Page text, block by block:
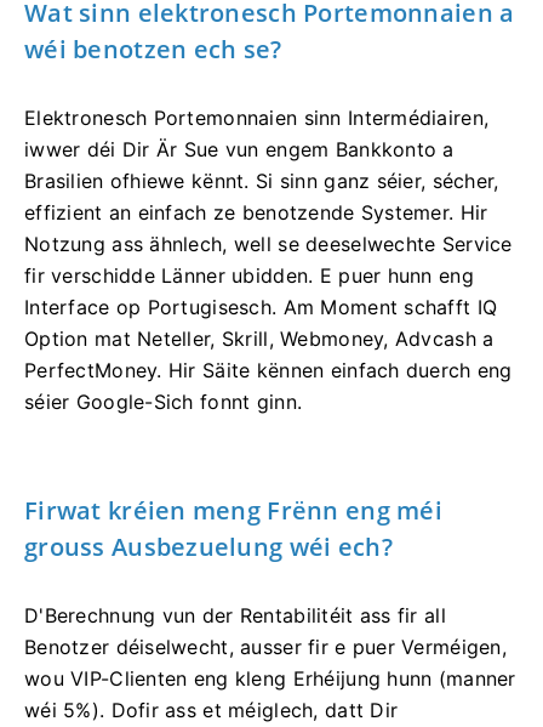
Wat sinn elektronesch Portemonnaien a
wéi benotzen ech se?
Elektronesch Portemonnaien sinn Intermédiairen,
iwwer déi Dir Är Sue vun engem Bankkonto a
Brasilien ofhiewe kënnt. Si sinn ganz séier, sécher,
effizient an einfach ze benotzende Systemer. Hir
Notzung ass ähnlech, well se deeselwechte Service
fir verschidde Länner ubidden. E puer hunn eng
Interface op Portugisesch. Am Moment schafft IQ
Option mat Neteller, Skrill, Webmoney, Advcash a
PerfectMoney. Hir Säite kënnen einfach duerch eng
séier Google-Sich fonnt ginn.
Firwat kréien meng Frënn eng méi
grouss Ausbezuelung wéi ech?
D'Berechnung vun der Rentabilitéit ass fir all
Benotzer déiselwecht, ausser fir e puer Verméigen,
wou VIP-Clienten eng kleng Erhéijung hunn (manner
wéi 5%). Dofir ass et méiglech, datt Dir